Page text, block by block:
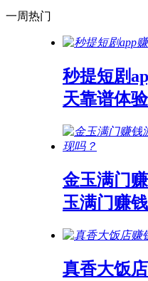
一周热门
秒提短剧
天靠谱体验
金玉满门
玉满门赚
真香大饭